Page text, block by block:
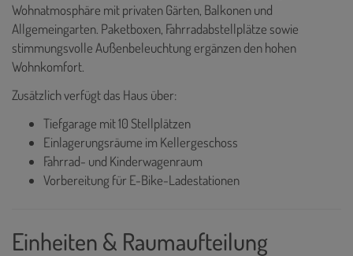
Wohnatmosphäre mit privaten Gärten, Balkonen und
Allgemeingarten. Paketboxen, Fahrradabstellplätze sowie
stimmungsvolle Außenbeleuchtung ergänzen den hohen
Wohnkomfort.
Zusätzlich verfügt das Haus über:
Tiefgarage mit 10 Stellplätzen
Einlagerungsräume im Kellergeschoss
Fahrrad- und Kinderwagenraum
Vorbereitung für E-Bike-Ladestationen
Einheiten & Raumaufteilung